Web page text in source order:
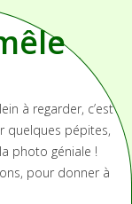
à regarder, c’est
quelques pépites,
photo géniale !
pour donner à